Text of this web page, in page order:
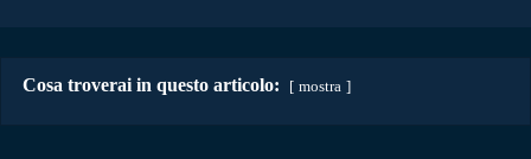
Cosa troverai in questo articolo: mostra